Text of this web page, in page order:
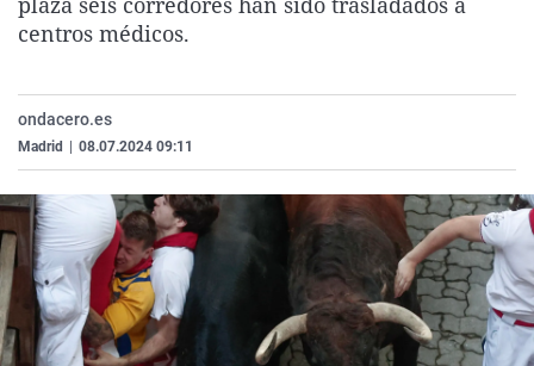
La rosa de los vientos
Como el perro y el
Caso
Equipo de
Extremadura
La Rioja
Virales
Elecciones
centros médicos.
ondacero.es
Madrid 08.07.2024 09:11